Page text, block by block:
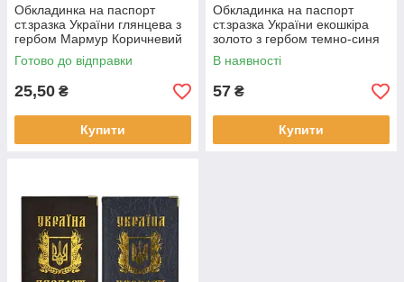
Обкладинка на паспорт
ст.зразка України глянцева з
гербом Мармур Коричневий
Готово до відправки
25,50 ₴
Купити
Обкладинка на паспорт
ст.зразка України екошкіра
золото з гербом темно-синя
В наявності
57 ₴
Купити